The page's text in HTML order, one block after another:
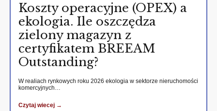
Koszty operacyjne (OPEX) a
ekologia. Ile oszczędza
zielony magazyn z
certyfikatem BREEAM
Outstanding?
W realiach rynkowych roku 2026 ekologia w sektorze nieruchomości
komercyjnych…
Czytaj wiecej →